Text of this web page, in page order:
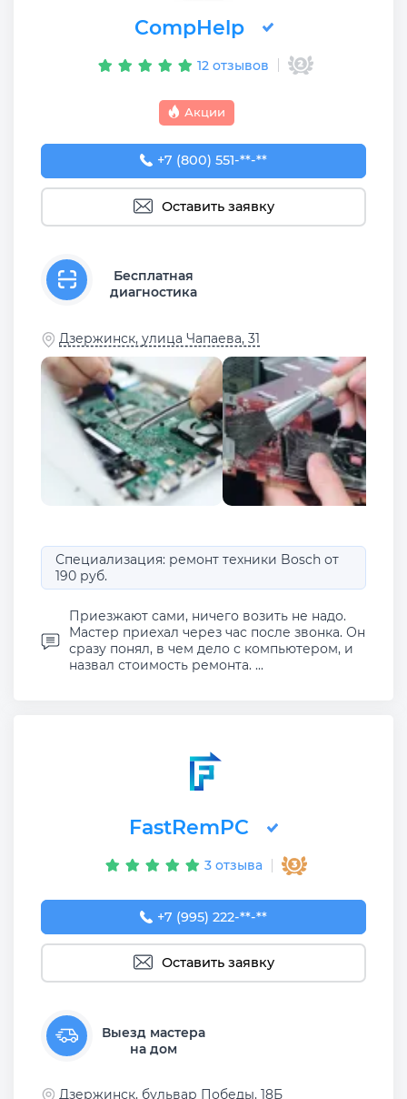
CompHelp
12 отзывов
Акции
+7 (800) 551-74-09
+7 (800) 551-**-**
Оставить заявку
Бесплатная
диагностика
Дзержинск, улица Чапаева, 31
Специализация: ремонт техники Bosch от
190 руб.
Приезжают сами, ничего возить не надо.
Мастер приехал через час после звонка. Он
сразу понял, в чем дело с компьютером, и
назвал стоимость ремонта. ...
FastRemPC
3 отзыва
+7 (995) 222-83-26
+7 (995) 222-**-**
Оставить заявку
Выезд мастера
на дом
Дзержинск, бульвар Победы, 18Б